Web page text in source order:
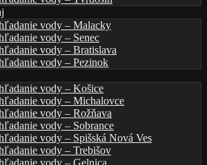
vody – Malacky
vody – Senec
vody – Bratislava
vody – Pezinok
vody – Košice
vody – Michalovce
vody – Rožňava
vody – Sobrance
vody – Spišská Nová Ves
vody – Trebišov
vody – Gelnica